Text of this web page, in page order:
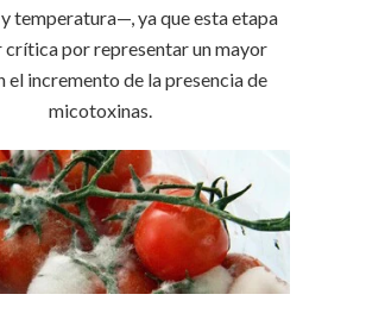
temperatura—, ya que esta etapa
crítica por representar un mayor
el incremento de la presencia de
micotoxinas.